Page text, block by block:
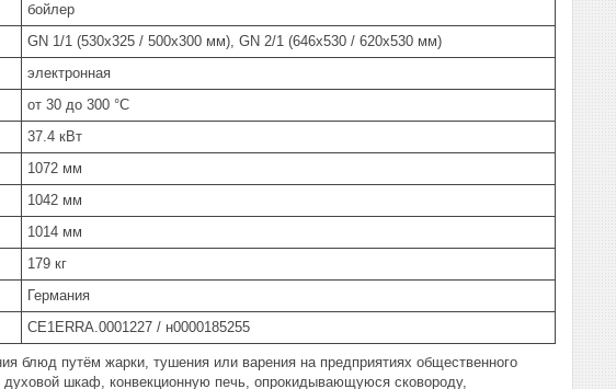
бойлер
GN 1/1 (530x325 / 500x300 мм), GN 2/1 (646x530 / 620x530 мм)
электронная
от 30 до 300 °С
37.4 кВт
1072 мм
1042 мм
1014 мм
179 кг
Германия
CE1ERRA.0001227 / н0000185255
блюд путём жарки, тушения или варения на предприятиях общественного
шкаф, конвекционную печь, опрокидывающуюся сковороду,